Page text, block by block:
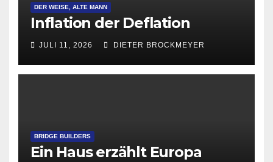
DER WEISE, ALTE MANN
Inflation der Deflation
JULI 11, 2026 DIETER BROCKMEYER
BRIDGE BUILDERS
Ein Haus erzählt Europa